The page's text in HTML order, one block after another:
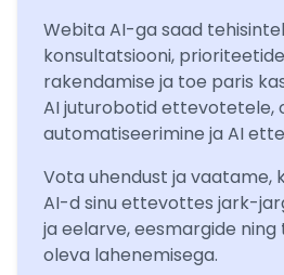
Webita AI-ga saad
konsultatsiooni,
rakendamise ja toe paris
AI juturobotid ettevotetele,
automatiseerimine ja AI
Vota uhendust ja vaatame,
AI-d sinu ettevottes jark-
ja eelarve, eesmargide ning
oleva lahenemisega.